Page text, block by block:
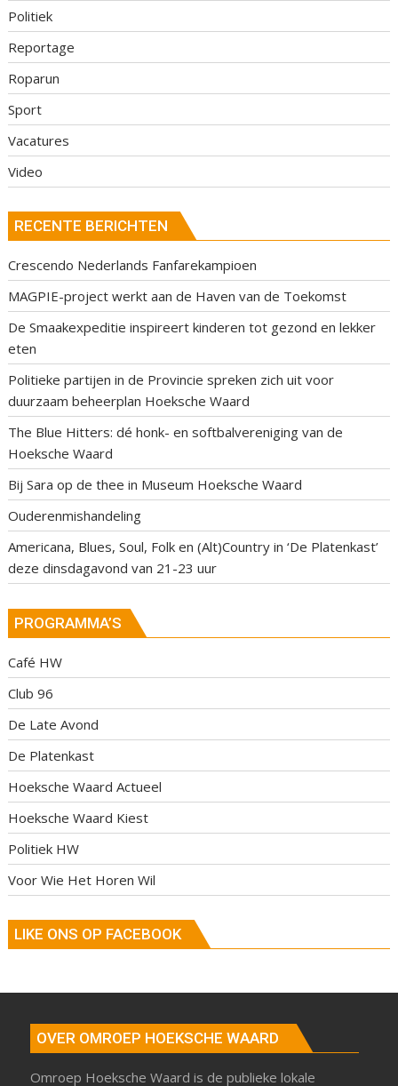
Politiek
Reportage
Roparun
Sport
Vacatures
Video
RECENTE BERICHTEN
Crescendo Nederlands Fanfarekampioen
MAGPIE-project werkt aan de Haven van de Toekomst
De Smaakexpeditie inspireert kinderen tot gezond en lekker
eten
Politieke partijen in de Provincie spreken zich uit voor
duurzaam beheerplan Hoeksche Waard
The Blue Hitters: dé honk- en softbalvereniging van de
Hoeksche Waard
Bij Sara op de thee in Museum Hoeksche Waard
Ouderenmishandeling
Americana, Blues, Soul, Folk en (Alt)Country in ‘De Platenkast’
deze dinsdagavond van 21-23 uur
PROGRAMMA’S
Café HW
Club 96
De Late Avond
De Platenkast
Hoeksche Waard Actueel
Hoeksche Waard Kiest
Politiek HW
Voor Wie Het Horen Wil
LIKE ONS OP FACEBOOK
OVER OMROEP HOEKSCHE WAARD
Omroep Hoeksche Waard is de publieke lokale